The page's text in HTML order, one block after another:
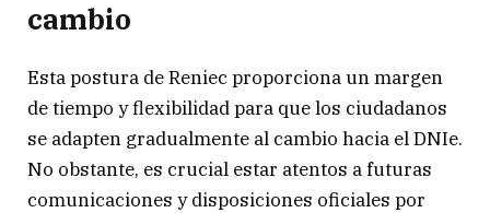
cambio
Esta postura de Reniec proporciona un margen
de tiempo y flexibilidad para que los ciudadanos
se adapten gradualmente al cambio hacia el DNIe.
No obstante, es crucial estar atentos a futuras
comunicaciones y disposiciones oficiales por